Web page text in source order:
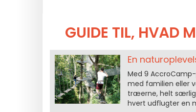
GUIDE TIL, HVAD
En
Med 9
med familien eller
træerne, helt
hvert udflugter en